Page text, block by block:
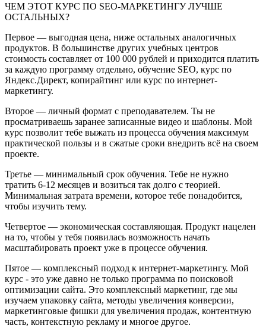
ЧЕМ ЭТОТ КУРС ПО SEO-МАРКЕТИНГУ ЛУЧШЕ
ОСТАЛЬНЫХ?
Первое — выгодная цена, ниже остальных аналогичных
продуктов. В большинстве других учебных центров
стоимость составляет от 100 000 рублей и приходится платить
за каждую программу отдельно, обучение SEO, курс по
Яндекс.Директ, копирайтинг или курс по интернет-
маркетингу.
Второе — личный формат с преподавателем. Ты не
просматриваешь заранее записанные видео и шаблоны. Мой
курс позволит тебе выжать из процесса обучения максимум
практической пользы и в сжатые сроки внедрить всё на своем
проекте.
Третье — минимальный срок обучения. Тебе не нужно
тратить 6-12 месяцев и возиться так долго с теорией.
Минимальная затрата времени, которое тебе понадобится,
чтобы изучить тему.
Четвертое — экономическая составляющая. Продукт нацелен
на то, чтобы у тебя появилась возможность начать
масштабировать проект уже в процессе обучения.
Пятое — комплексный подход к интернет-маркетингу. Мой
курс - это уже давно не только программа по поисковой
оптимизации сайта. Это комплексный маркетинг, где мы
изучаем упаковку сайта, методы увеличения конверсии,
маркетинговые фишки для увеличения продаж, контентную
часть, контекстную рекламу и многое другое.